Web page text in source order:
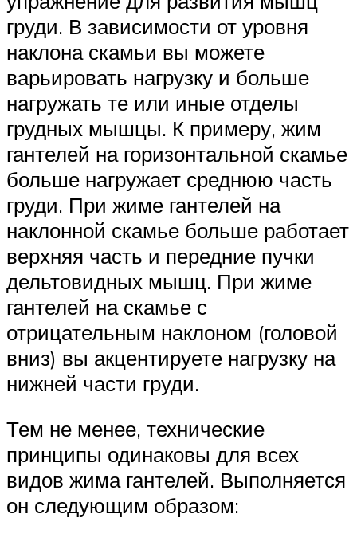
груди. В зависимости от уровня
наклона скамьи вы можете
варьировать нагрузку и больше
нагружать те или иные отделы
грудных мышцы. К примеру, жим
гантелей на горизонтальной скамье
больше нагружает среднюю часть
груди. При жиме гантелей на
наклонной скамье больше работает
верхняя часть и передние пучки
дельтовидных мышц. При жиме
гантелей на скамье с
отрицательным наклоном (головой
вниз) вы акцентируете нагрузку на
нижней части груди.
Тем не менее, технические
принципы одинаковы для всех
видов жима гантелей. Выполняется
он следующим образом: